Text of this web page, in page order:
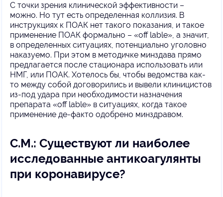
С точки зрения клинической эффективности –
можно. Но тут есть определенная коллизия. В
инструкциях к ПОАК нет такого показания, и такое
применение ПОАК формально – «off lable», а значит,
в определенных ситуациях, потенциально уголовно
наказуемо. При этом в методичке минздава прямо
предлагается после стационара использовать или
НМГ, или ПОАК. Хотелось бы, чтобы ведомства как-
то между собой договорились и вывели клиницистов
из-под удара при необходимости назначения
препарата «off lable» в ситуациях, когда такое
применение де-факто одобрено минздравом.
С.М.: Существуют ли наиболее
исследованные антикоагулянты
при коронавирусе?